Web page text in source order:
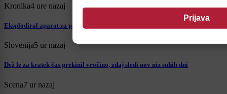
Kronika4 ure nazaj
Eksplodiral aparat za praženje kave, zagorel tudi dimnik
Slovenija5 ur nazaj
Dež le za kratek čas prekinil vročino, zdaj sledi nov niz suhih dni
Scena7 ur nazaj